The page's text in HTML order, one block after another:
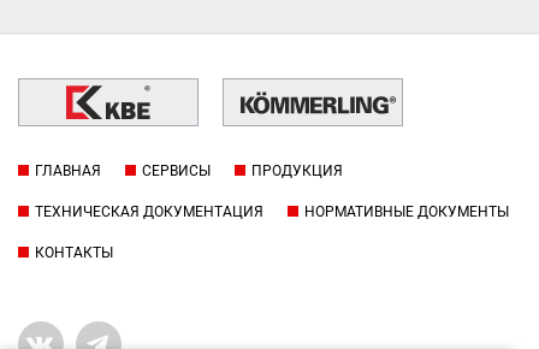
ГЛАВНАЯ СЕРВИСЫ ПРОДУКЦИЯ
ТЕХНИЧЕСКАЯ ДОКУМЕНТАЦИЯ НОРМАТИВНЫЕ ДОКУМЕНТЫ
КОНТАКТЫ